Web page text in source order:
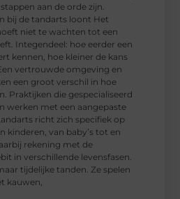
aan de orde zijn.
bij de tandarts loont Het
niet te wachten tot een
Integendeel: hoe eerder een
kennen, hoe kleiner de kans
vertrouwde omgeving en
een groot verschil in hoe
Praktijken die gespecialiseerd
werken met een aangepaste
richt zich specifiek op
kinderen, van baby’s tot en
rekening met de
in verschillende levensfasen.
tijdelijke tanden. Ze spelen
kauwen,